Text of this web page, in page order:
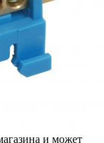
и может